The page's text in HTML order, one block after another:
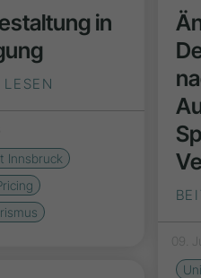
in
LESEN
Innsbruck
09.